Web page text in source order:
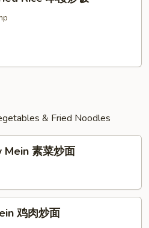
& Fried Noodles
素菜炒面
鸡肉炒面